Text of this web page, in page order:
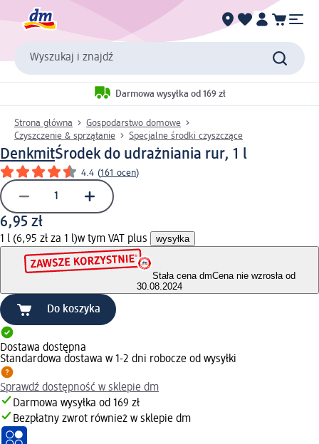
Wyszukaj i znajdź
Darmowa wysyłka od 169 zł
Strona główna
Gospodarstwo domowe
Czyszczenie & sprzątanie
Specjalne środki czyszczące
DenkmitŚrodek do udrażniania rur, 1 l
4.4 (161 ocen)
6,95 zł
1 l (6,95 zł za 1 l)w tym VAT plus wysyłka
Stała cena dmCena nie wzrosła od
30.08.2024
Do koszyka
Dostawa dostępna
Standardowa dostawa w 1-2 dni robocze od wysyłki
Sprawdź dostępność w sklepie dm
Darmowa wysyłka od 169 zł
Bezpłatny zwrot również w sklepie dm